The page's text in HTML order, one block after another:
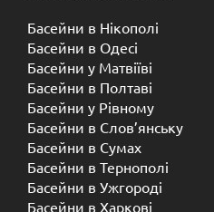
Басейни в Нікополі
Басейни в Одесі
Басейни у Матвіїві
Басейни в Полтаві
Басейни у ​​Рівному
Басейни в Слов’янську
Басейни в Сумах
Басейни в Тернополі
Басейни в Ужгороді
Басейни в Харкові